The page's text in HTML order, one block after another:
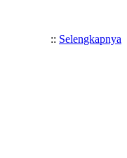
:: Selengkapnya